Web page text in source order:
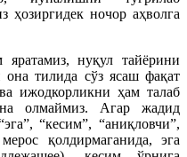
ҳозиргидек ночор аҳволга
нуқул тайёрини
тилида сўз ясаш фақат
ижодкорликни ҳам талаб
олмаймиз. Агар жадид
“кесим”, “аниқловчи”,
қолдирмаганида, эга